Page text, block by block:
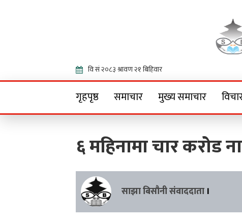
गृहपृष्ठ समाचार मुख्य समाचार
६ महिनामा चार करोड
साझा बिसौनी संवाददाता ।